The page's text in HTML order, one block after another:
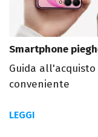
Smartphone
Guida
conveniente
LEGGI